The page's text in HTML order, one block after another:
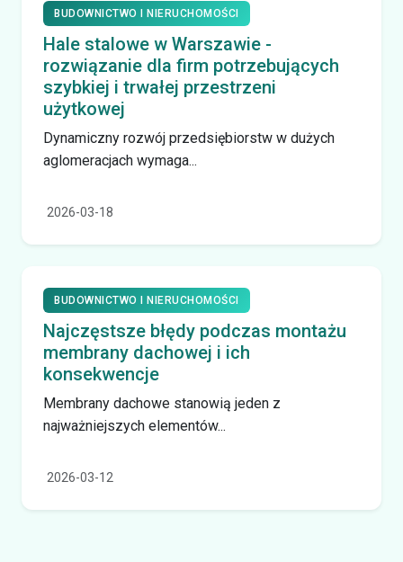
BUDOWNICTWO I NIERUCHOMOŚCI
Hale stalowe w Warszawie -
rozwiązanie dla firm potrzebujących
szybkiej i trwałej przestrzeni
użytkowej
Dynamiczny rozwój przedsiębiorstw w dużych
aglomeracjach wymaga...
2026-03-18
BUDOWNICTWO I NIERUCHOMOŚCI
Najczęstsze błędy podczas montażu
membrany dachowej i ich
konsekwencje
Membrany dachowe stanowią jeden z
najważniejszych elementów...
2026-03-12